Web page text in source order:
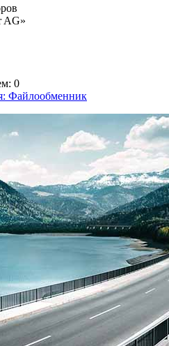
AG»
0
Файлообменник